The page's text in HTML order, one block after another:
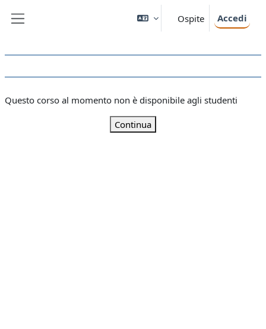
Ospite Accedi
Questo corso al momento non è disponibile agli studenti
Continua